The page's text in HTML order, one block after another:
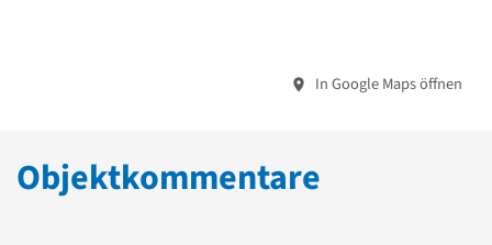
In Google Maps öffnen
Objektkommentare